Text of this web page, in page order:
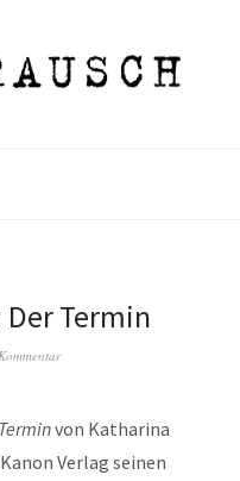
Termin
von Katharina
Verlag seinen